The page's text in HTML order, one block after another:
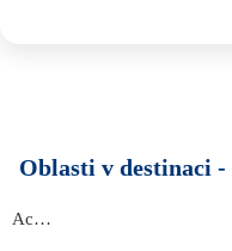
Oblasti v destinaci -
Acapulco